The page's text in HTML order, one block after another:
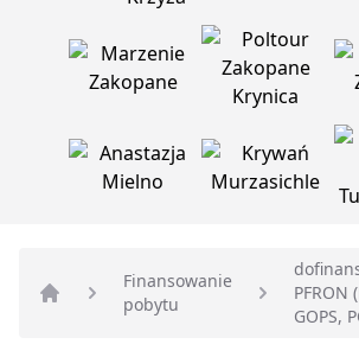
Strona główna
Finansowanie
pobytu
PFRON
GOPS,